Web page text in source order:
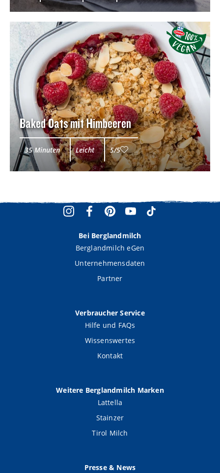
Baked Oats mit Himbeeren
35 Minuten Leicht 5/5
Bei Berglandmilch
Berglandmilch eGen
Unternehmensdaten
Partner
Verbraucher Service
Hilfe und FAQs
Wissenswertes
Kontakt
Weitere Berglandmilch Marken
Lattella
Stainzer
Tirol Milch
Presse & News